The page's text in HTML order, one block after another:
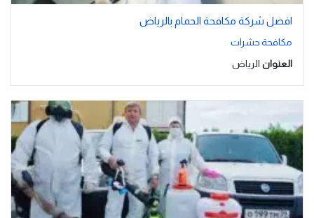
افضل شركة مكافحة الحمام بالرياض
مكافحة حشرات
العنوان الرياض